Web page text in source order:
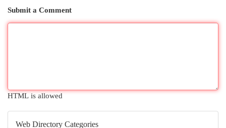
Submit a Comment
HTML is allowed
Web Directory Categories